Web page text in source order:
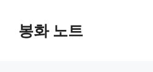
봉화 노트